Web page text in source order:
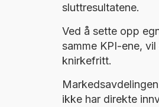
sluttresultatene.
Ved å sette opp
samme KPI-ene,
knirkefritt.
ikke har direkte